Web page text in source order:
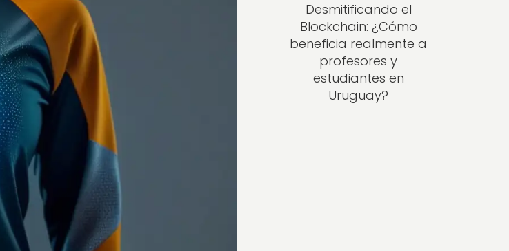
Desmitificando el
Blockchain: ¿Cómo
beneficia realmente a
profesores y
estudiantes en
Uruguay?